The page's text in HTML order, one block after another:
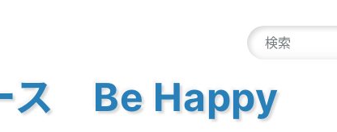
ス Be Happy
検
索